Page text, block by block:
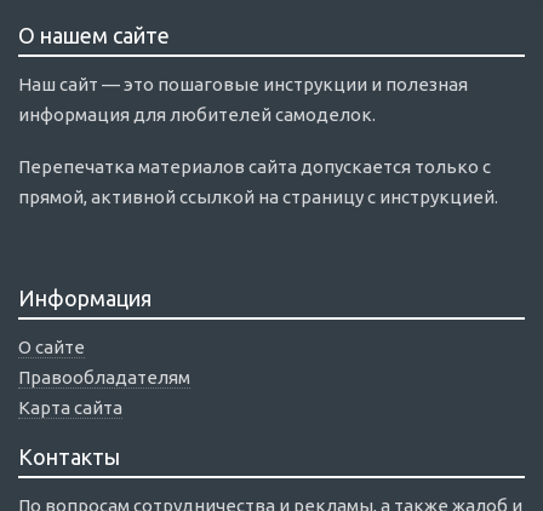
О нашем сайте
Наш сайт — это пошаговые инструкции и полезная
информация для любителей самоделок.
Перепечатка материалов сайта допускается только с
прямой, активной ссылкой на страницу с инструкцией.
Информация
О сайте
Правообладателям
Карта сайта
Контакты
По вопросам сотрудничества и рекламы, а также жалоб и